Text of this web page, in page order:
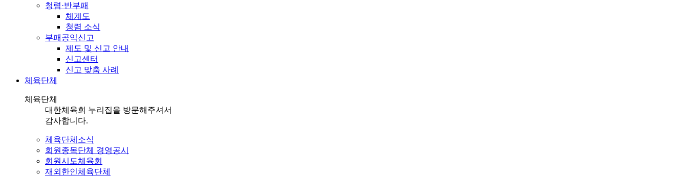
청렴·반부패
체계도
청렴 소식
부패공익신고
제도 및 신고 안내
신고센터
신고 맞춤 사례
체육단체
체육단체
대한체육회 누리집을 방문해주셔서
감사합니다.
체육단체소식
회원종목단체 경영공시
회원시도체육회
재외한인체육단체